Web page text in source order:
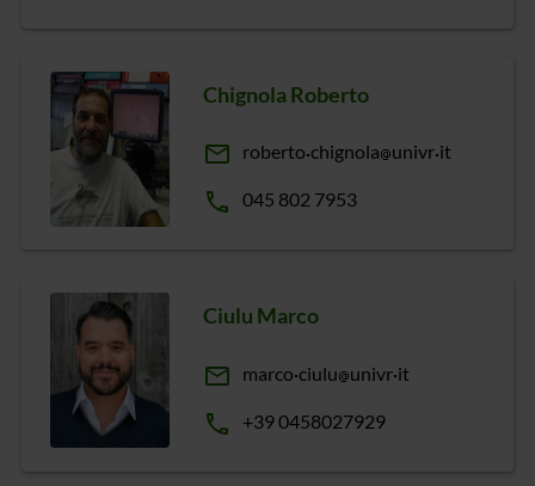
Chignola Roberto
email roberto chignola univr it
phone 045 802 7953
Ciulu Marco
email marco ciulu univr it
phone +39 0458027929